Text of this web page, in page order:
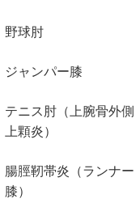
野球肘
ジャンパー膝
テニス肘（上腕骨外側
上顆炎）
腸脛靭帯炎（ランナー
膝）